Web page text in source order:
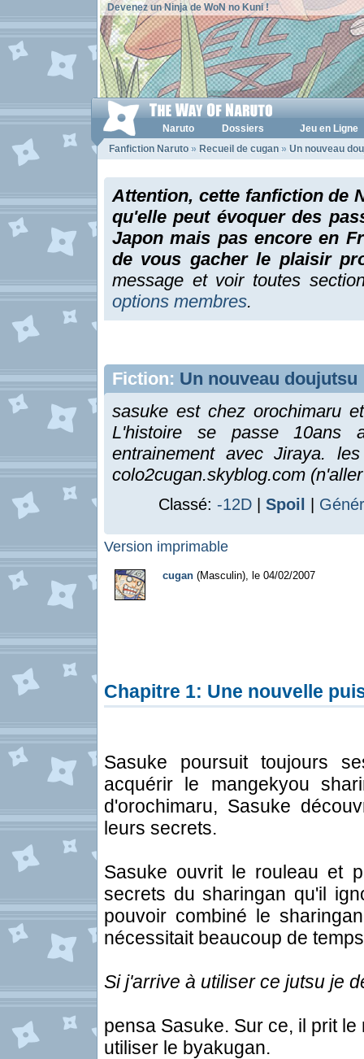
Devenez un Ninja de WoN no Kuni !
Naruto Dossiers
Jeu en Ligne
Fanfiction Naruto » Recueil de cugan » Un nouveau
Attention, cette fanfiction de
qu'elle peut évoquer des
Japon mais pas encore en
de vous gacher le plaisir
message et voir toutes
options membres.
Fiction: Un nouveau doujutsu
sasuke est chez orochimaru
L'histoire se passe 10ans
entrainement avec Jiraya.
colo2cugan.skyblog.com
Classé: -12D Spoil
Version imprimable
cugan (Masculin), le 04/02/2007
Chapitre 1: Une nouvelle
Sasuke poursuit toujours
acquérir le mangekyou
d'orochimaru, Sasuke
leurs secrets.
Sasuke ouvrit le rouleau et
secrets du sharingan qu'il
pouvoir combiné le
nécessitait beaucoup de
Si j'arrive à utiliser ce jutsu je
pensa Sasuke. Sur ce, il prit
utiliser le byakugan.